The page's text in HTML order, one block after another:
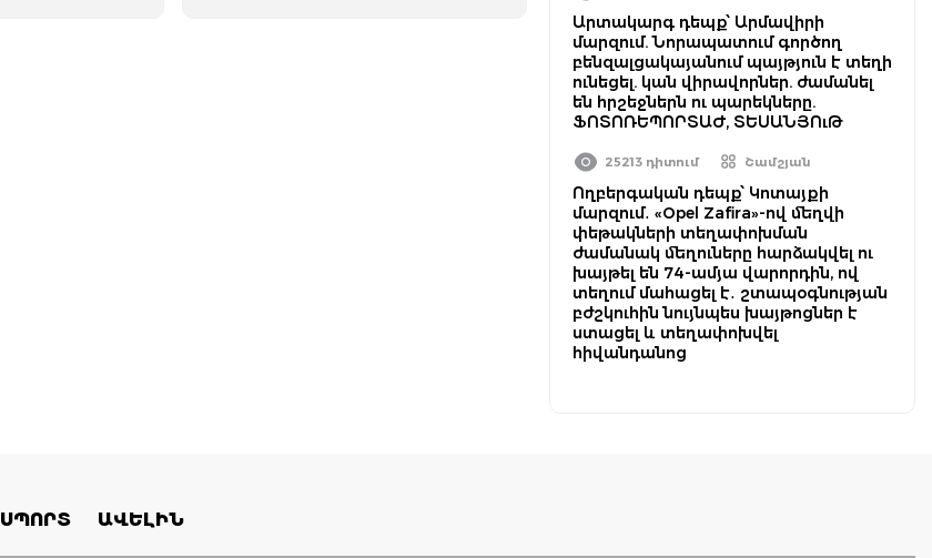
Արտակարգ դեպք՝ Արմավիրի
մարզում. Նորապատում գործող
բենզալցակայանում պայթյուն է տեղի
ունեցել. կան վիրավորներ. ժամանել
են հրշեջներն ու պարեկները.
ՖՈՏՈՌԵՊՈՐՏԱԺ, ՏԵՍԱՆՅՈւԹ
25213 դիտում Շամշյան
Ողբերգական դեպք՝ Կոտայքի
մարզում․ «Opel Zafira»-ով մեղվի
փեթակների տեղափոխման
ժամանակ մեղուները հարձակվել ու
խայթել են 74-ամյա վարորդին, ով
տեղում մահացել է․ շտապօգնության
բժշկուհին նույնպես խայթոցներ է
ստացել և տեղափոխվել
հիվանդանոց
ՍՊՈՐՏ ԱՎԵԼԻՆ